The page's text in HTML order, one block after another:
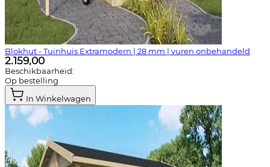
Blokhut - Tuinhuis Extramodern | 28 mm | vuren onbehandeld
2.159,00
Beschikbaarheid:
Op bestelling
In Winkelwagen